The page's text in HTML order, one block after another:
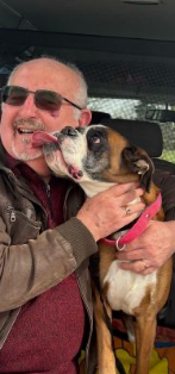
to close